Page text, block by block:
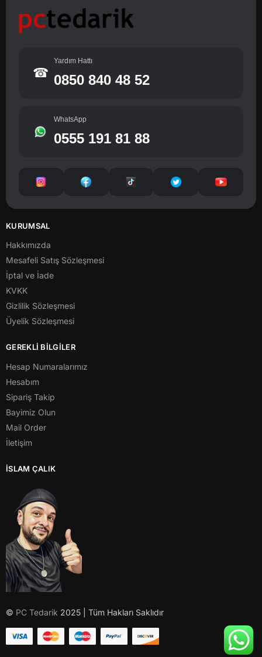
☎
Yardım Hattı
0850 840 48 52
WhatsApp
0555 191 81 88
KURUMSAL
Hakkımızda
Mesafeli Satış Sözleşmesi
İptal ve İade
KVKK
Gizlilik Sözleşmesi
Üyelik Sözleşmesi
GEREKLİ BİLGİLER
Hesap Numaralarımız
Hesabım
Sipariş Takip
Bayimiz Olun
Mail Order
İletişim
İSLAM ÇALIK
© PC Tedarik 2025 | Tüm Hakları Saklıdır